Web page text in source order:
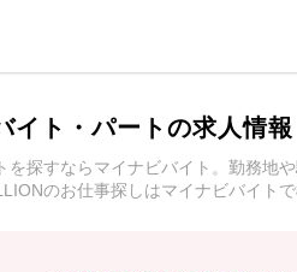
ト・パートの求人情報
探すならマイナビバイト。勤務地
のお仕事探しはマイナビバイトで